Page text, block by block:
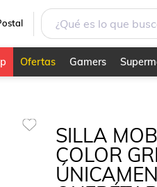
Ofertas Gamers
SILLA
COLOR
EN CDMX,